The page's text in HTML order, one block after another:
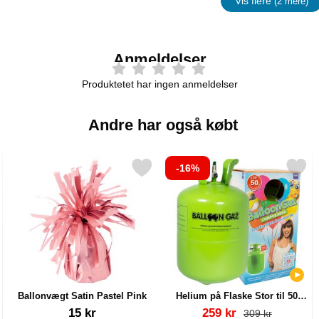
Anmeldelser
Produktetet har ingen anmeldelser
Andre har også købt
som favorit
Ballonvægt Satin Pastel Pink
15 kr
Markér ballonvægt Satin Pastel Pink som favorit
-16%
Helium på Flaske Stor til 50
Balloner (20-25 cm)
Varenr 13480
pris
259 kr pris
309 kr
Markér helium på Flaske Stor til 50